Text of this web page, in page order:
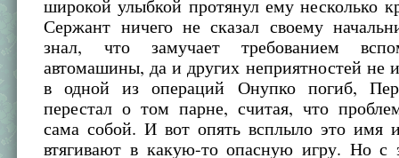
широкой улыбкой протянул ему несколько
Сержант ничего не сказал своему
знал, что замучает требованием
автомашины, да и других неприятностей не
в одной из операций Онупко погиб,
перестал о том парне, считая, что
сама собой. И вот опять всплыло это имя
втягивают в какую-то опасную игру. Но